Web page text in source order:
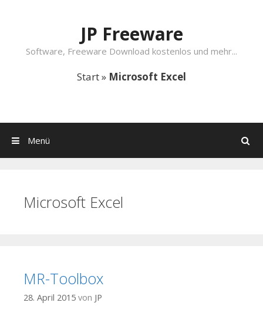
JP Freeware
Software, Freeware Download kostenlos und mehr...
Start» Microsoft Excel
Suchen
Menü
Microsoft Excel
MR-Toolbox
28. April 2015 von JP